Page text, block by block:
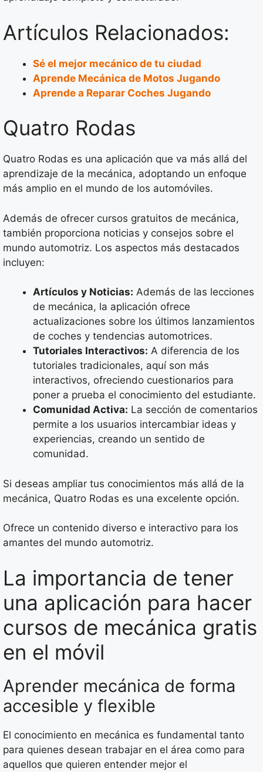
Artículos Relacionados:
Sé el mejor mecánico de tu ciudad
Aprende Mecánica de Motos Jugando
Aprende a Reparar Coches Jugando
Quatro Rodas
Quatro Rodas es una aplicación que va más allá del
aprendizaje de la mecánica, adoptando un enfoque
más amplio en el mundo de los automóviles.
Además de ofrecer cursos gratuitos de mecánica,
también proporciona noticias y consejos sobre el
mundo automotriz. Los aspectos más destacados
incluyen:
Artículos y Noticias: Además de las lecciones
de mecánica, la aplicación ofrece
actualizaciones sobre los últimos lanzamientos
de coches y tendencias automotrices.
Tutoriales Interactivos: A diferencia de los
tutoriales tradicionales, aquí son más
interactivos, ofreciendo cuestionarios para
poner a prueba el conocimiento del estudiante.
Comunidad Activa: La sección de comentarios
permite a los usuarios intercambiar ideas y
experiencias, creando un sentido de
comunidad.
Si deseas ampliar tus conocimientos más allá de la
mecánica, Quatro Rodas es una excelente opción.
Ofrece un contenido diverso e interactivo para los
amantes del mundo automotriz.
La importancia de tener
una aplicación para hacer
cursos de mecánica gratis
en el móvil
Aprender mecánica de forma
accesible y flexible
El conocimiento en mecánica es fundamental tanto
para quienes desean trabajar en el área como para
aquellos que quieren entender mejor el